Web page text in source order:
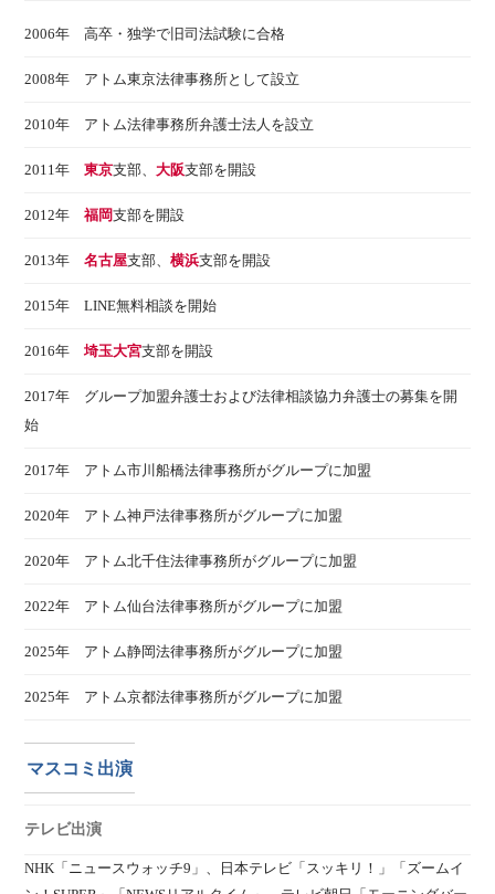
2006年 高卒・独学で旧司法試験に合格
2008年 アトム東京法律事務所として設立
2010年 アトム法律事務所弁護士法人を設立
2011年東京支部、大阪支部を開設
2012年福岡支部を開設
2013年名古屋支部、横浜支部を開設
2015年 LINE無料相談を開始
2016年埼玉大宮支部を開設
2017年 グループ加盟弁護士および法律相談協力弁護士の募集を開
始
2017年 アトム市川船橋法律事務所がグループに加盟
2020年 アトム神戸法律事務所がグループに加盟
2020年 アトム北千住法律事務所がグループに加盟
2022年 アトム仙台法律事務所がグループに加盟
2025年 アトム静岡法律事務所がグループに加盟
2025年 アトム京都法律事務所がグループに加盟
マスコミ出演
テレビ出演
NHK「ニュースウォッチ9」、日本テレビ「スッキリ！」「ズームイ